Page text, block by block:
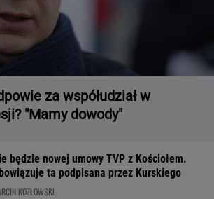
za współudział w
"Mamy dowody"
będzie nowej umowy TVP z Kościołem.
ta podpisana przez Kurskiego
KOZŁOWSKI